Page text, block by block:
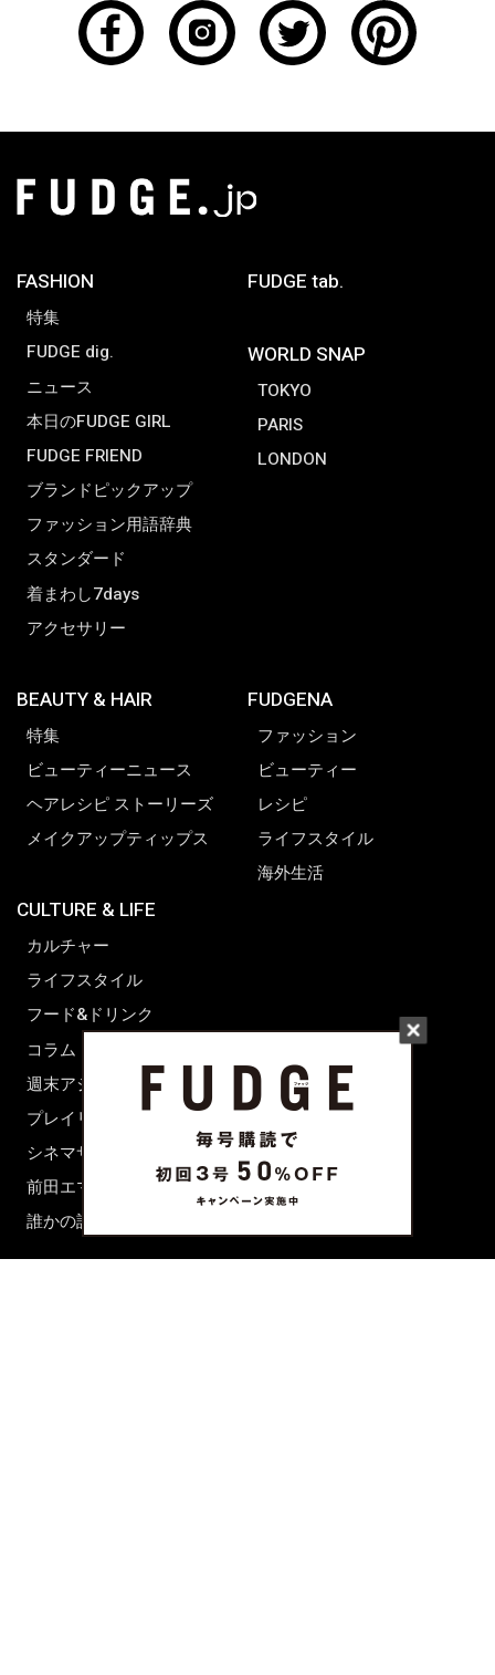
FASHION
特集
FUDGE dig.
ニュース
本日のFUDGE GIRL
FUDGE FRIEND
ブランドピックアップ
ファッション用語辞典
スタンダード
着まわし7days
アクセサリー
FUDGE tab.
WORLD SNAP
TOKYO
PARIS
LONDON
BEAUTY & HAIR
特集
ビューティーニュース
ヘアレシピ ストーリーズ
メイクアップティップス
CULTURE & LIFE
カルチャー
ライフスタイル
フード&ドリンク
コラム
週末アジア
プレイリスト
シネマサロン
前田エマの東京ぐるり
誰かの話
FUDGENA
ファッション
ビューティー
レシピ
ライフスタイル
海外生活